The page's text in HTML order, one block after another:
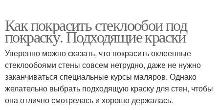
Как покрасить стеклообои под
покраску. Подходящие краски
Уверенно можно сказать, что покрасить оклеенные
стеклообоями стены совсем нетрудно, даже не нужно
заканчиваться специальные курсы маляров. Однако
желательно выбрать подходящую краску для стен, чтобы
она отлично смотрелась и хорошо держалась.